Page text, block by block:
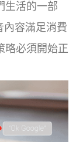
生活的一部
內容滿足消費
略必須開始正